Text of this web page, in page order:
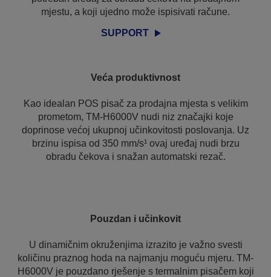
mjestu, a koji ujedno može ispisivati račune.
SUPPORT
Veća produktivnost
Kao idealan POS pisač za prodajna mjesta s velikim
prometom, TM-H6000V nudi niz značajki koje
doprinose većoj ukupnoj učinkovitosti poslovanja. Uz
brzinu ispisa od 350 mm/s¹ ovaj uređaj nudi brzu
obradu čekova i snažan automatski rezač.
Pouzdan i učinkovit
U dinamičnim okruženjima izrazito je važno svesti
količinu praznog hoda na najmanju moguću mjeru. TM-
H6000V je pouzdano rješenje s termalnim pisačem koji